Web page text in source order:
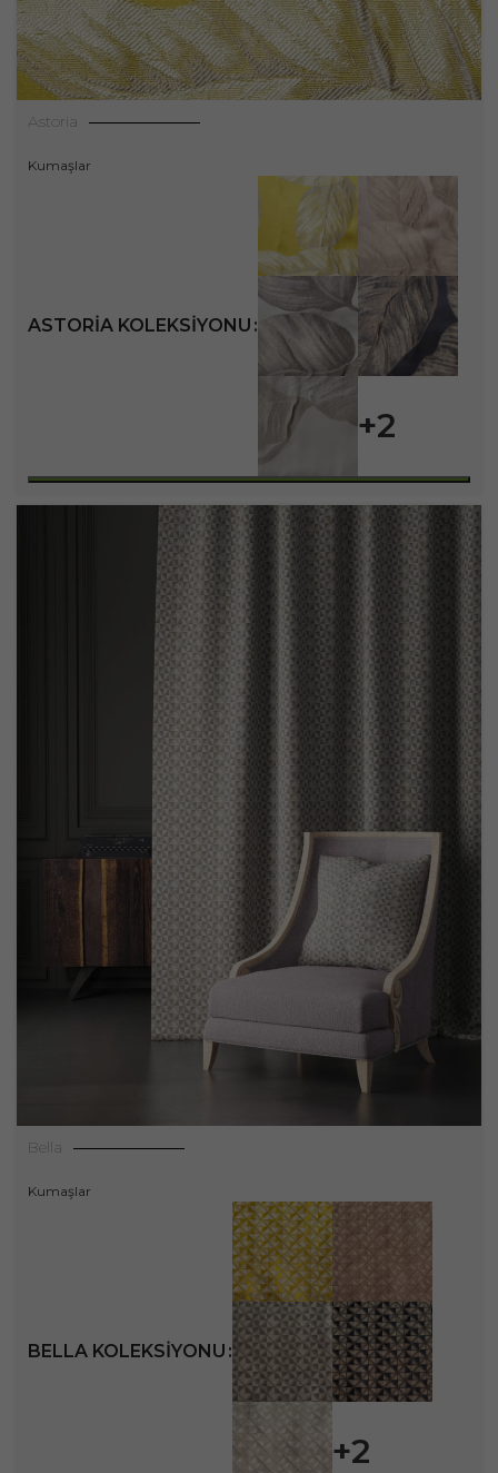
Astoria
Kumaşlar
ASTORIA KOLEKSIYONU
+2
Bella
Kumaşlar
BELLA KOLEKSIYONU
+2